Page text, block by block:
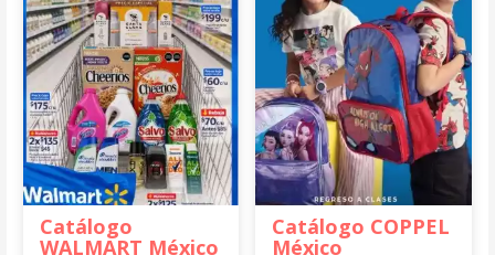
Catálogo
WALMART México
Catálogo COPPEL
México